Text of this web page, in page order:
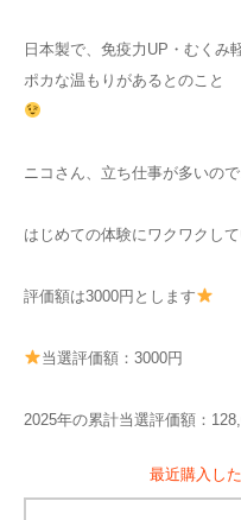
日本製で、免疫力UP・むくみ
ポカな温もりがあるとのこと
ニコさん、立ち仕事が多いの
はじめての体験にワクワクし
評価額は3000円とします
当選評価額：3000円
2025年の累計当選評価額：
最近購入し